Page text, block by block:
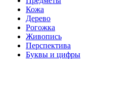
Кожа
Дерево
Рогожка
Живопись
Перспектива
Буквы и цифры